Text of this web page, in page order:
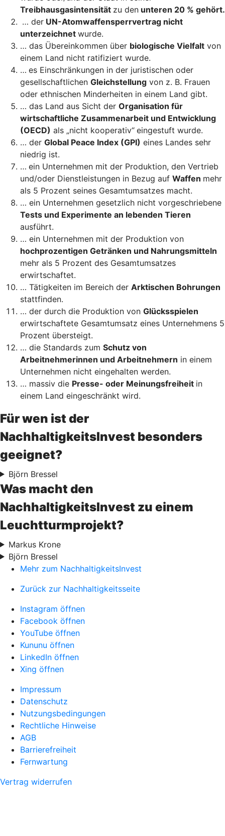
Treibhausgasintensität zu den unteren 20 % gehört.
… der UN-Atomwaffensperrvertrag nicht
unterzeichnet wurde.
… das Übereinkommen über biologische Vielfalt von
einem Land nicht ratifiziert wurde.
… es Einschränkungen in der juristischen oder
gesellschaftlichen Gleichstellung von z. B. Frauen
oder ethnischen Minderheiten in einem Land gibt.
… das Land aus Sicht der Organisation für
wirtschaftliche Zusammenarbeit und Entwicklung
(OECD) als „nicht kooperativ“ eingestuft wurde.
… der Global Peace Index (GPI) eines Landes sehr
niedrig ist.
… ein Unternehmen mit der Produktion, den Vertrieb
und/oder Dienstleistungen in Bezug auf Waffen mehr
als 5 Prozent seines Gesamtumsatzes macht.
… ein Unternehmen gesetzlich nicht vorgeschriebene
Tests und Experimente an lebenden Tieren
ausführt.
… ein Unternehmen mit der Produktion von
hochprozentigen Getränken und Nahrungsmitteln
mehr als 5 Prozent des Gesamtumsatzes
erwirtschaftet.
… Tätigkeiten im Bereich der Arktischen Bohrungen
stattfinden.
… der durch die Produktion von Glücksspielen
erwirtschaftete Gesamtumsatz eines Unternehmens 5
Prozent übersteigt.
… die Standards zum Schutz von
Arbeitnehmerinnen und Arbeitnehmern in einem
Unternehmen nicht eingehalten werden.
… massiv die Presse- oder Meinungsfreiheit in
einem Land eingeschränkt wird.
Für wen ist der
NachhaltigkeitsInvest besonders
geeignet?
Björn Bressel
Was macht den
NachhaltigkeitsInvest zu einem
Leuchtturmprojekt?
Markus Krone
Björn Bressel
Mehr zum NachhaltigkeitsInvest
Zurück zur Nachhaltigkeitsseite
Instagram öffnen
Facebook öffnen
YouTube öffnen
Kununu öffnen
LinkedIn öffnen
Xing öffnen
Impressum
Datenschutz
Nutzungsbedingungen
Rechtliche Hinweise
AGB
Barrierefreiheit
Fernwartung
Vertrag widerrufen